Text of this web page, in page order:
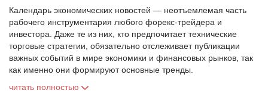
Календарь экономических новостей — неотъемлемая часть
рабочего инструментария любого форекс-трейдера и
инвестора. Даже те из них, кто предпочитает технические
торговые стратегии, обязательно отслеживает публикации
важных событий в мире экономики и финансовых рынков, так
как именно они формируют основные тренды.
читать полностью